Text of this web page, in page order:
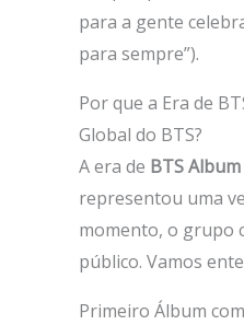
para a gente
para sempre”).
Por que a Era de
Global do BTS?
A era de BTS
representou uma
momento, o grupo
público. Vamos
Primeiro Álbum